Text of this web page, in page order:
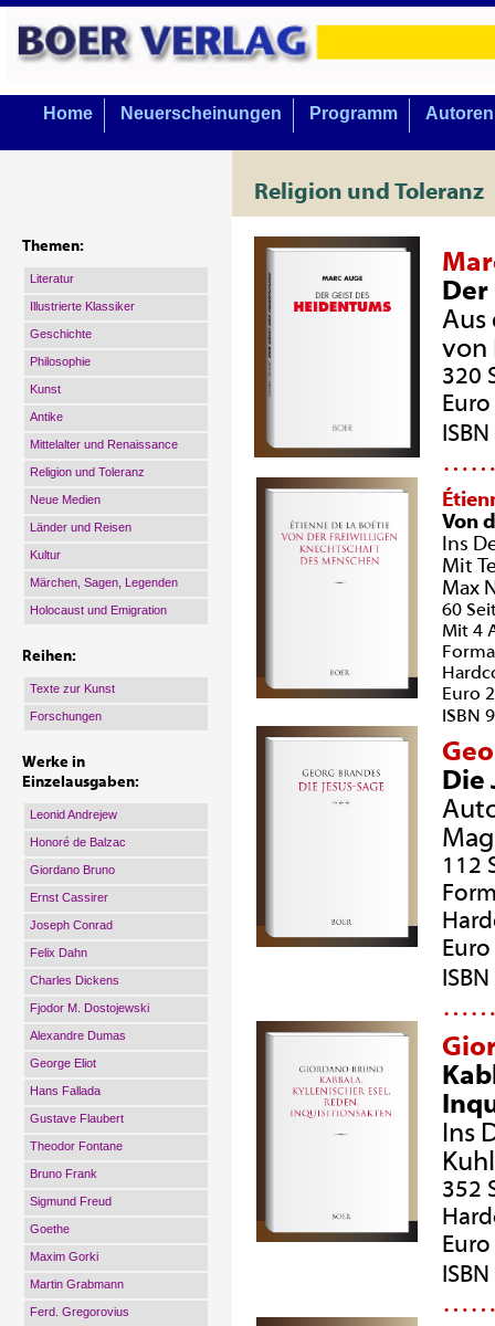
Home Neuerscheinungen Programm Autoren
Religion und Toleranz
Themen:
Literatur
Illustrierte Klassiker
Geschichte
Philosophie
Kunst
Antike
Mittelalter und Renaissance
Religion und Toleranz
Neue Medien
Länder und Reisen
Kultur
Märchen, Sagen, Legenden
Holocaust und Emigration
Reihen:
Texte zur Kunst
Forschungen
Werke in
Einzelausgaben:
Leonid Andrejew
Honoré de Balzac
Giordano Bruno
Ernst Cassirer
Joseph Conrad
Felix Dahn
Charles Dickens
Fjodor M. Dostojewski
Alexandre Dumas
George Eliot
Hans Fallada
Gustave Flaubert
Theodor Fontane
Bruno Frank
Sigmund Freud
Goethe
Maxim Gorki
Martin Grabmann
Ferd. Gregorovius
Der
Aus
von
320
Von
Ins
Mit
Max
60
Mit 4
Euro
ISBN
Die
112
Ins
352